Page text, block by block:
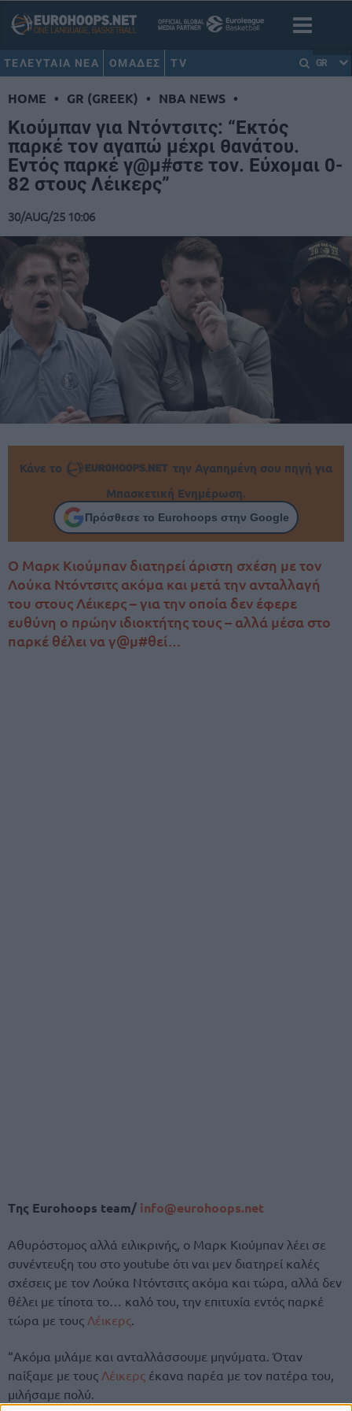
ΤΕΛΕΥΤΑΙΑ ΝΕΑ ΟΜΑΔΕΣ TV GR
HOME • GR (GREEK) • NBA NEWS •
Κιούμπαν για Ντόντσιτς: “Εκτός
παρκέ τον αγαπώ μέχρι θανάτου.
Εντός παρκέ γ@μ#στε τον. Εύχομαι 0-
82 στους Λέικερς”
30/AUG/25 10:06
Κάνε το
την Αγαπημένη σου πηγή για
Μπασκετική Ενημέρωση.
Πρόσθεσε το Eurohoops στην Google
O Μαρκ Κιούμπαν διατηρεί άριστη σχέση με τον
Λούκα Ντόντσιτς ακόμα και μετά την ανταλλαγή
του στους Λέικερς – για την οποία δεν έφερε
ευθύνη ο πρώην ιδιοκτήτης τους – αλλά μέσα στο
παρκέ θέλει να γ@μ#θεί…
Tης Eurohoops team/ info@eurohoops.net
Αθυρόστομος αλλά ειλικρινής, ο Μαρκ Κιούμπαν λέει σε
συνέντευξη του στο youtube ότι ναι μεν διατηρεί καλές
σχέσεις με τον Λούκα Ντόντσιτς ακόμα και τώρα, αλλά δεν
θέλει με τίποτα το… καλό του, την επιτυχία εντός παρκέ
τώρα με τους Λέικερς.
“Ακόμα μιλάμε και ανταλλάσσουμε μηνύματα. Όταν
παίξαμε με τους Λέικερς έκανα παρέα με τον πατέρα του,
μιλήσαμε πολύ.